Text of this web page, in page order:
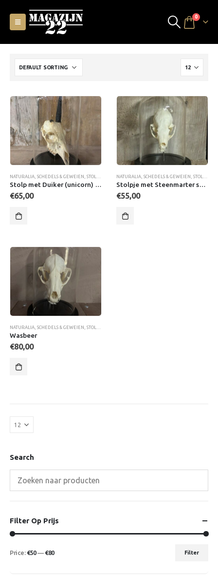
0
NATURALIA SCHEDELS & GEWEIEN STOLPEN MET SCHEDELS , STOLPEN MET SCHEDELS &
Stolp met Duiker (unicorn) schedel
€65,00
NATURALIA SCHEDELS & GEWEIEN STOLPEN MET SCHEDELS
Stolpje met Steenmarter schedel
€55,00
NATURALIA SCHEDELS & GEWEIEN STOLPEN MET SCHEDELS
Wasbeer
€80,00
Search
Filter Op Prijs
Filter
Price: €50— €80